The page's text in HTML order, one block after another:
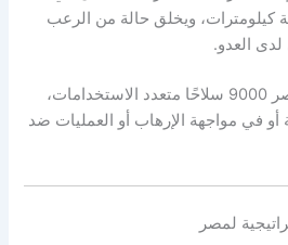
كيلومترات، ويخلق حالة من الرعب
العدو.
هذه الخصائص تجعل من نصر 9000 سلاحًا متعدد الاستخدامات،
أو في مواجهة الإرهاب أو العمليات ضد